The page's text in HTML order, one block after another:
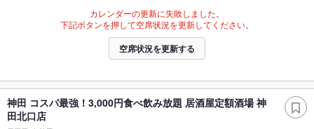
カレンダーの更新に失敗しました。
下記ボタンを押して空席状況を更新してください。
空席状況を更新する
神田 コスパ最強！3,000円食べ飲み放題 居酒屋定額酒場 神
田北口店